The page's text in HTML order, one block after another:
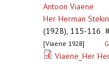
Antoon Viaene
Her Herman
(1928), 115-116
[Viaene 1928]
Viaene_Her